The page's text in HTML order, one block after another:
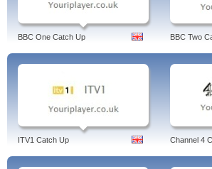
BBC One Catch Up BBC Two
ITV1 Catch Up Channel 4